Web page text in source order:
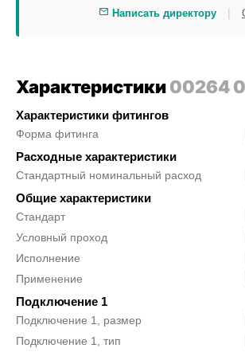
Написать директору |
Характеристики00264
Характеристики фитингов
Форма фитинга
Расходные характеристики
Стандартный номинальный расход
Общие характеристики
Стандарт
Условный проход
Исполнение
Применение
Подключение 1
Подключение 1, размер
Подключение 1, тип